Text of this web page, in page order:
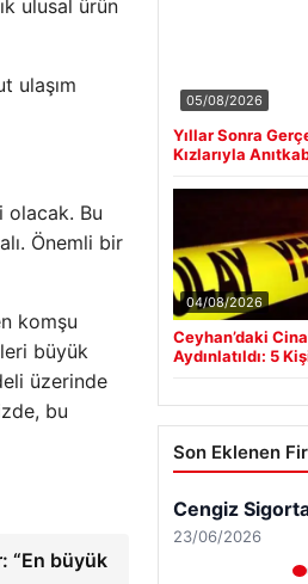
ulusal ürün
ulaşım
olacak. Bu
Önemli bir
komşu
büyük
üzerinde
bu
“En büyük
05/08/2026
Yıllar Sonra
Kızlarıyla
04/08/2026
Ceyhan’daki
Aydınlatıldı: 5
Son Eklenen